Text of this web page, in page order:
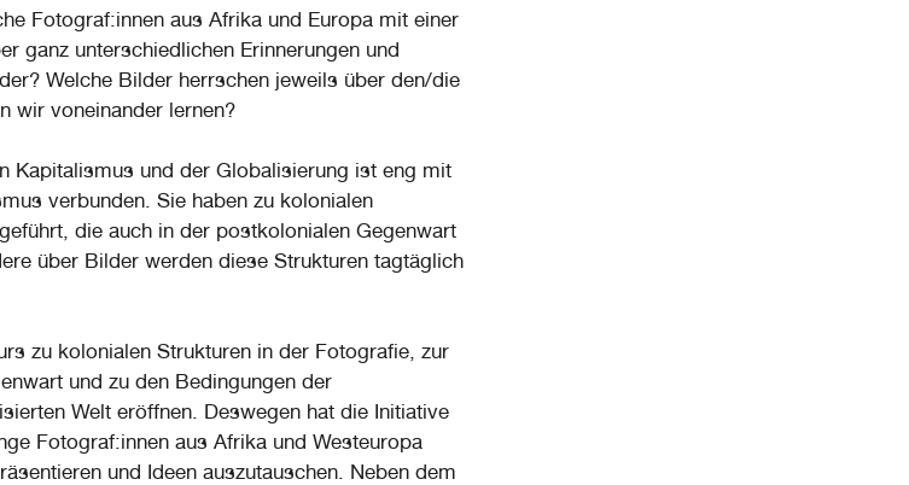
Fotograf:innen aus Afrika und Europa mit einer
ganz unterschiedlichen Erinnerungen und
Welche Bilder herrschen jeweils über den/die
wir voneinander lernen?
Kapitalismus und der Globalisierung ist eng mit
verbunden. Sie haben zu kolonialen
die auch in der postkolonialen Gegenwart
über Bilder werden diese Strukturen tagtäglich
zu kolonialen Strukturen in der Fotografie, zur
und zu den Bedingungen der
Welt eröffnen. Deswegen hat die Initiative
Fotograf:innen aus Afrika und Westeuropa
und Ideen auszutauschen. Neben dem